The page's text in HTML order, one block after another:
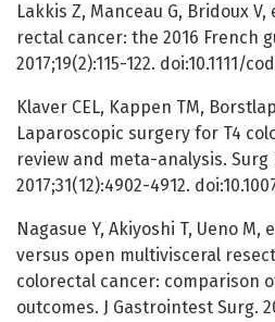
Lakkis Z, Manceau G, Bridoux
rectal cancer: the 2016 French
2017;19(2):115-122. doi:10.1111/
Klaver CEL, Kappen TM,
Laparoscopic surgery for T4
review and meta-analysis. Surg
2017;31(12):4902-4912.
Nagasue Y, Akiyoshi T, Ueno M,
versus open multivisceral
colorectal cancer: comparison
outcomes. J Gastrointest Surg.